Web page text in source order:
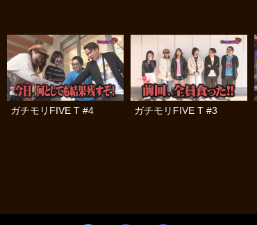
ガチモリFIVE T #4 ガチモリFIVE T #3